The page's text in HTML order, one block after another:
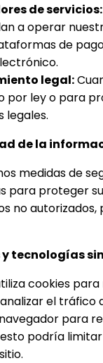
de servicios:
a operar
de
legal:
por ley o para
legales.
de la
medidas de
para proteger
no autorizados,
y tecnologías
cookies
el tráfico
para
podría